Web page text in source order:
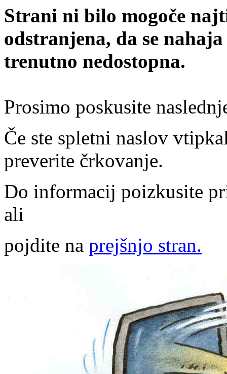
Strani ni bilo mogoče
odstranjena, da se
trenutno nedostopna.
Prosimo poskusite
Če ste spletni naslov
preverite črkovanje.
Do informacij poizkusite
ali
pojdite na prejšnjo stran.